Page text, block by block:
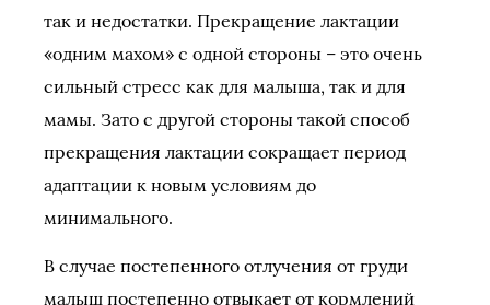
так и недостатки. Прекращение лактации
«одним махом» с одной стороны – это очень
сильный стресс как для малыша, так и для
мамы. Зато с другой стороны такой способ
прекращения лактации сокращает период
адаптации к новым условиям до
минимального.
В случае постепенного отлучения от груди
малыш постепенно отвыкает от кормлений